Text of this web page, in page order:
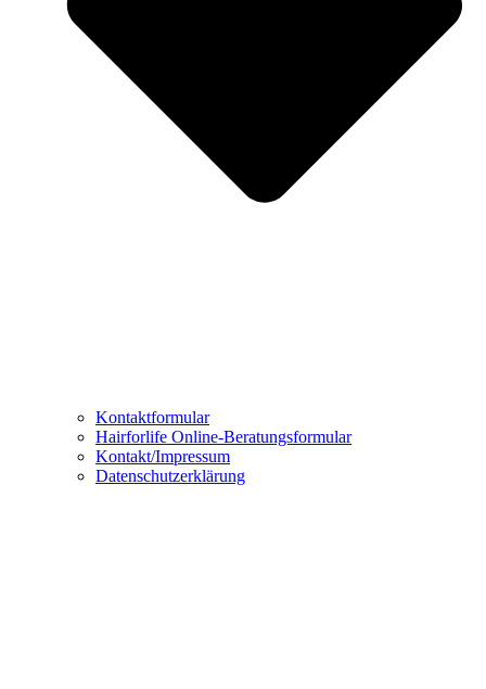
Kontaktformular
Hairforlife Online-Beratungsformular
Kontakt/Impressum
Datenschutzerklärung